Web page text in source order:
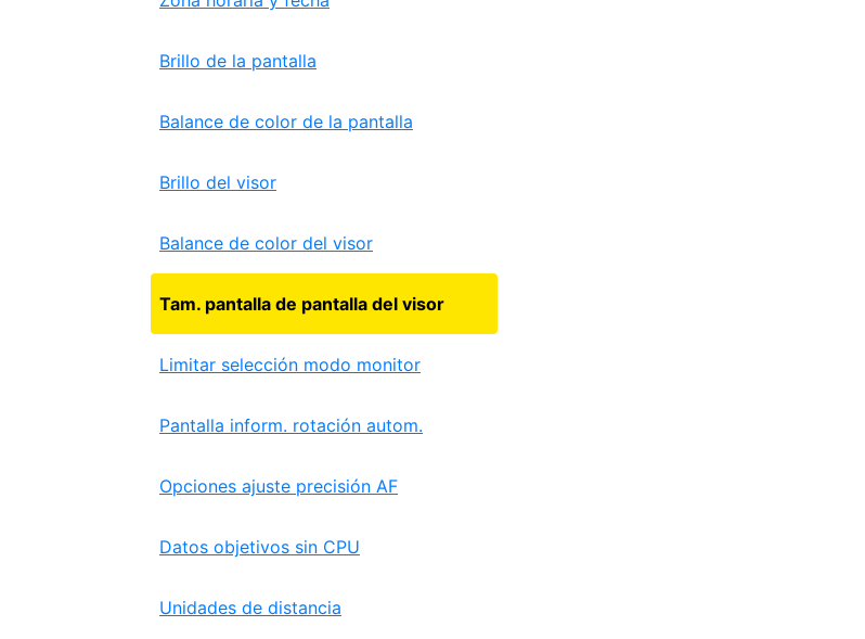
Brillo de la pantalla
Balance de color de la pantalla
Brillo del visor
Balance de color del visor
Tam. pantalla de pantalla del visor
Limitar selección modo monitor
Pantalla inform. rotación autom.
Opciones ajuste precisión AF
Datos objetivos sin CPU
Unidades de distancia